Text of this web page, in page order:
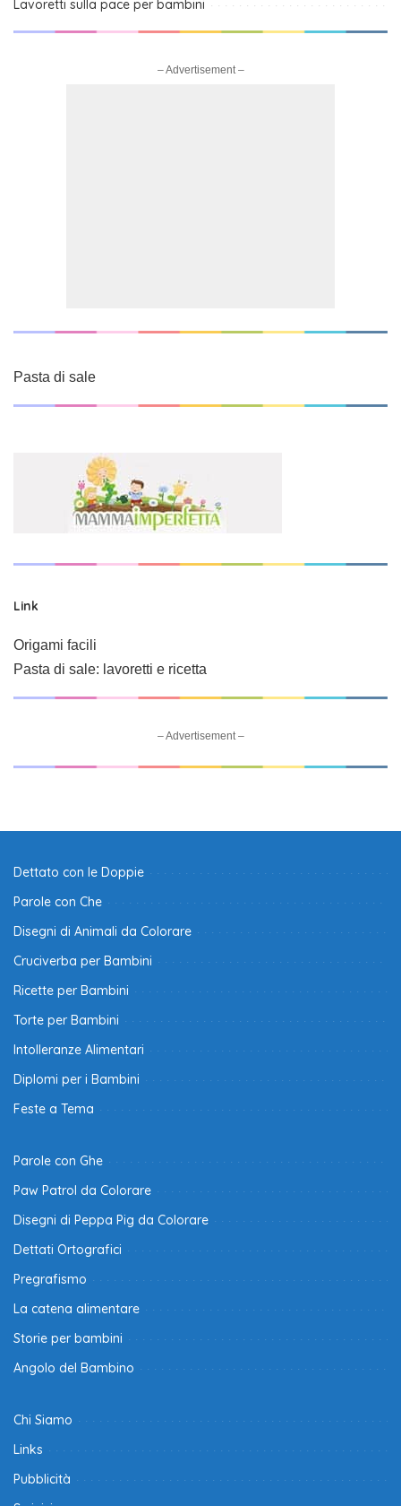
Lavoretti sulla pace per bambini
– Advertisement –
Pasta di sale
Link
Origami facili
Pasta di sale: lavoretti e ricetta
– Advertisement –
Dettato con le Doppie
Parole con Che
Disegni di Animali da Colorare
Cruciverba per Bambini
Ricette per Bambini
Torte per Bambini
Intolleranze Alimentari
Diplomi per i Bambini
Feste a Tema
Parole con Ghe
Paw Patrol da Colorare
Disegni di Peppa Pig da Colorare
Dettati Ortografici
Pregrafismo
La catena alimentare
Storie per bambini
Angolo del Bambino
Chi Siamo
Links
Pubblicità